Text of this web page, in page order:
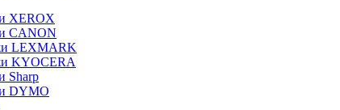
XEROX
CANON
LEXMARK
KYOCERA
Sharp
DYMO